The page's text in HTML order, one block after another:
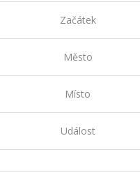
Začátek
Město
Místo
Událost